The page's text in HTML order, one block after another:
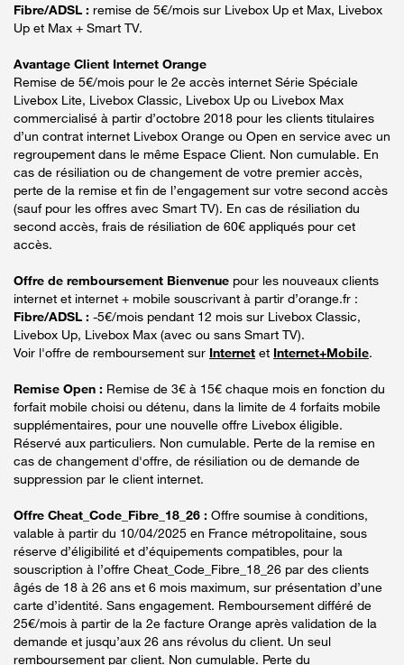
Fibre/ADSL : remise de 5€/mois sur Livebox Up et Max, Livebox
Up et Max + Smart TV.
Avantage Client Internet Orange
Remise de 5€/mois pour le 2e accès internet Série Spéciale
Livebox Lite, Livebox Classic, Livebox Up ou Livebox Max
commercialisé à partir d’octobre 2018 pour les clients titulaires
d’un contrat internet Livebox Orange ou Open en service avec un
regroupement dans le même Espace Client. Non cumulable. En
cas de résiliation ou de changement de votre premier accès,
perte de la remise et fin de l’engagement sur votre second accès
(sauf pour les offres avec Smart TV). En cas de résiliation du
second accès, frais de résiliation de 60€ appliqués pour cet
accès.
Offre de remboursement Bienvenue pour les nouveaux clients
internet et internet + mobile souscrivant à partir d’orange.fr :
Fibre/ADSL : -5€/mois pendant 12 mois sur Livebox Classic,
Livebox Up, Livebox Max (avec ou sans Smart TV).
Voir l'offre de remboursement sur Internet et Internet+Mobile.
Remise Open : Remise de 3€ à 15€ chaque mois en fonction du
forfait mobile choisi ou détenu, dans la limite de 4 forfaits mobile
supplémentaires, pour une nouvelle offre Livebox éligible.
Réservé aux particuliers. Non cumulable. Perte de la remise en
cas de changement d'offre, de résiliation ou de demande de
suppression par le client internet.
Offre Cheat_Code_Fibre_18_26 : Offre soumise à conditions,
valable à partir du 10/04/2025 en France métropolitaine, sous
réserve d’éligibilité et d’équipements compatibles, pour la
souscription à l’offre Cheat_Code_Fibre_18_26 par des clients
âgés de 18 à 26 ans et 6 mois maximum, sur présentation d’une
carte d’identité. Sans engagement. Remboursement différé de
25€/mois à partir de la 2e facture Orange après validation de la
demande et jusqu’aux 26 ans révolus du client. Un seul
remboursement par client. Non cumulable. Perte du